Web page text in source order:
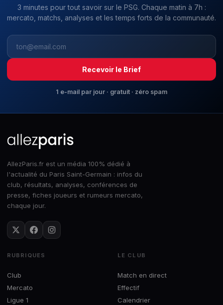
3 minutes pour tout savoir sur le PSG. Chaque matin à 7h :
mercato, matchs, analyses et les temps forts de la communauté.
Recevoir le Brief
1 e-mail par jour · gratuit · zéro spam
AllezParis.fr est un média 100% dédié à
l'actualité du Paris Saint-Germain : infos du
club, résultats, analyses, conférences de
presse, fiches joueurs et rumeurs mercato,
chaque jour.
RUBRIQUES
Club
Mercato
Ligue 1
LE CLUB
Match en direct
Effectif
Calendrier